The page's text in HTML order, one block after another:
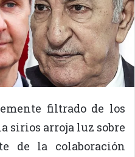
filtrado de los
sirios arroja luz sobre
de la colaboración